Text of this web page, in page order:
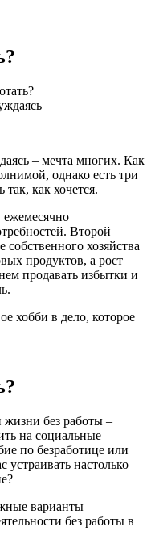
– мечта многих. Как
однако есть три
как хочется.
Второй
хозяйства
продуктов, а рост
продавать избытки и
хобби в дело, которое
жизни без работы –
на социальные
по безработице или
устраивать настолько
варианты
без работы в